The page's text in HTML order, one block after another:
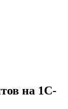
на 1С-